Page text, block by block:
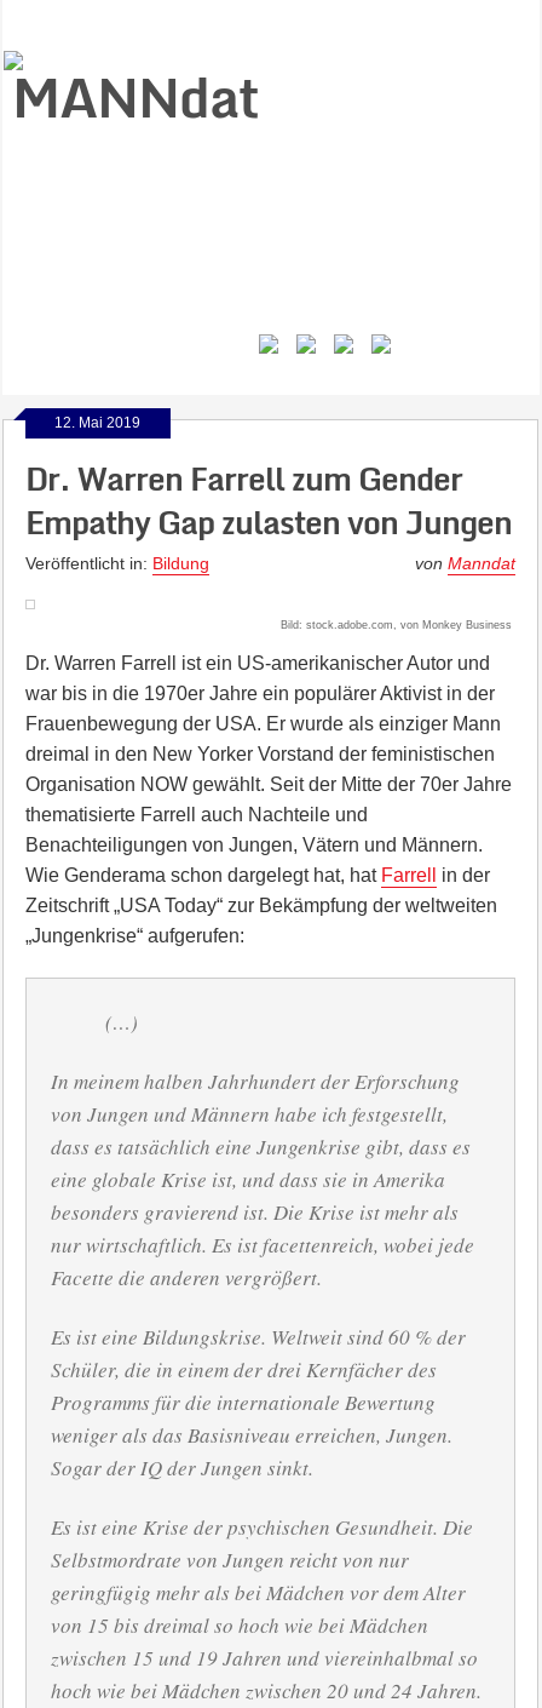
12. Mai 2019
Dr. Warren Farrell zum Gender
Empathy Gap zulasten von Jungen
Veröffentlicht in: Bildung vonManndat
Bild: stock.adobe.com, von Monkey Business
Dr. Warren Farrell ist ein US-amerikanischer Autor und
war bis in die 1970er Jahre ein populärer Aktivist in der
Frauenbewegung der USA. Er wurde als einziger Mann
dreimal in den New Yorker Vorstand der feministischen
Organisation NOW gewählt. Seit der Mitte der 70er Jahre
thematisierte Farrell auch Nachteile und
Benachteiligungen von Jungen, Vätern und Männern.
Wie Genderama schon dargelegt hat, hat Farrell
in der
Zeitschrift „USA Today“ zur Bekämpfung der weltweiten
„Jungenkrise“ aufgerufen:
(…)
In meinem halben Jahrhundert der Erforschung
von Jungen und Männern habe ich festgestellt,
dass es tatsächlich eine Jungenkrise gibt, dass es
eine globale Krise ist, und dass sie in Amerika
besonders gravierend ist. Die Krise ist mehr als
nur wirtschaftlich. Es ist facettenreich, wobei jede
Facette die anderen vergrößert.
Es ist eine Bildungskrise. Weltweit sind 60 % der
Schüler, die in einem der drei Kernfächer des
Programms für die internationale Bewertung
weniger als das Basisniveau erreichen, Jungen.
Sogar der IQ der Jungen sinkt.
Es ist eine Krise der psychischen Gesundheit. Die
Selbstmordrate von Jungen reicht von nur
geringfügig mehr als bei Mädchen vor dem Alter
von 15 bis dreimal so hoch wie bei Mädchen
zwischen 15 und 19 Jahren und viereinhalbmal so
hoch wie bei Mädchen zwischen 20 und 24 Jahren.